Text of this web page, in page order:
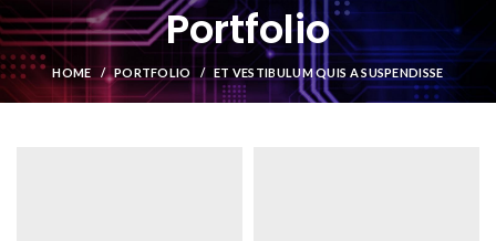
Portfolio
HOME PORTFOLIO ET VESTIBULUM QUIS A SUSPENDISSE